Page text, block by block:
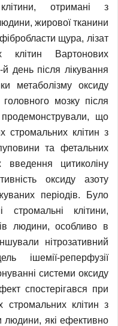
отримані з
жирової тканини
щура, лізат
клітин Вартонових
день після лікування
метаболізму оксиду
мозку після
продемонстрували, що
стромальних клітин з
та фетальних
цитиколіну
оксиду азоту
періодів. Було
клітини,
людини, особливо в
нітрозативний
ішемії-реперфузії
системи оксиду
спостерігався при
стромальних клітин з
людини, які ефективно